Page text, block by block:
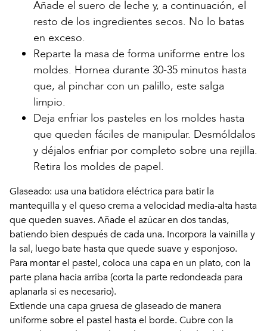
Añade el suero de leche y, a continuación, el
resto de los ingredientes secos. No lo batas
en exceso.
Reparte la masa de forma uniforme entre los
moldes. Hornea durante 30-35 minutos hasta
que, al pinchar con un palillo, este salga
limpio.
Deja enfriar los pasteles en los moldes hasta
que queden fáciles de manipular. Desmóldalos
y déjalos enfriar por completo sobre una rejilla.
Retira los moldes de papel.
Glaseado: usa una batidora eléctrica para batir la
mantequilla y el queso crema a velocidad media-alta hasta
que queden suaves. Añade el azúcar en dos tandas,
batiendo bien después de cada una. Incorpora la vainilla y
la sal, luego bate hasta que quede suave y esponjoso.
Para montar el pastel, coloca una capa en un plato, con la
parte plana hacia arriba (corta la parte redondeada para
aplanarla si es necesario).
Extiende una capa gruesa de glaseado de manera
uniforme sobre el pastel hasta el borde. Cubre con la